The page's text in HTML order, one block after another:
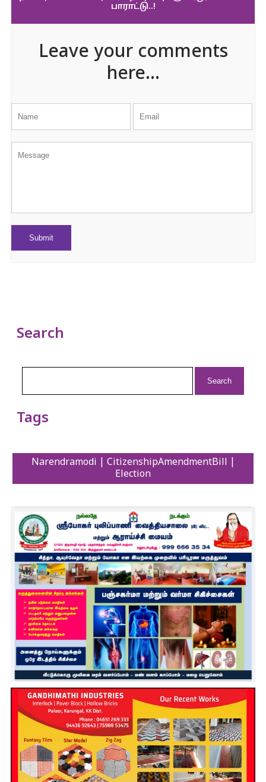
பாராட்டு..!
Leave your comments
here...
Search
Tags
Narendramodi | CitizenshipAmendmentBill |
Election